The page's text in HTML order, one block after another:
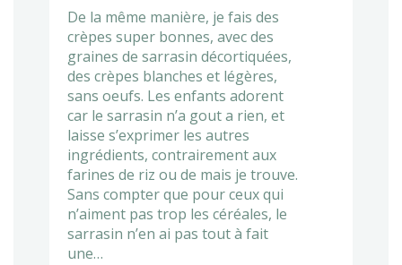
De la même manière, je fais des
crèpes super bonnes, avec des
graines de sarrasin décortiquées,
des crèpes blanches et légères,
sans oeufs. Les enfants adorent
car le sarrasin n’a gout a rien, et
laisse s’exprimer les autres
ingrédients, contrairement aux
farines de riz ou de mais je trouve.
Sans compter que pour ceux qui
n’aiment pas trop les céréales, le
sarrasin n’en ai pas tout à fait
une…